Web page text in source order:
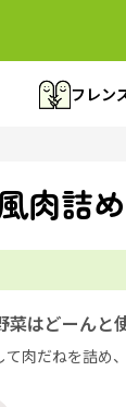
フレン
肉詰
菜はどーんと
て肉だねを詰め